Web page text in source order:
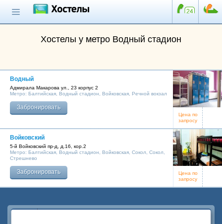
Хостелы у метро Водный стадион
Водный
Адмирала Макарова ул., 23 корпус 2
Метро: Балтийская Водный стадион Войковская Речной вокзал
Забронировать
Цена по
запросу
Войковский
5-й Войковский пр-д, д.16, кор.2
Метро: Балтийская Водный стадион Войковская Сокол Сокол
Стрешнево
Забронировать
Цена по
запросу
Поиск хостела
Отзывы о
Каталог хостелов
Как оплатить
Контакты
Наши группы
в социальных сетях
8 (800) 222-58-32